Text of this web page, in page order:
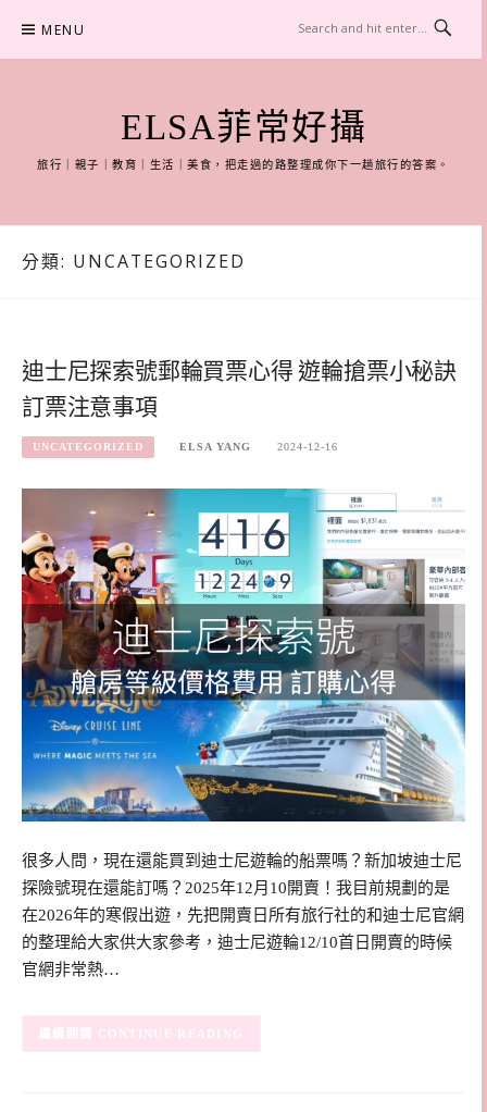
content
MENU
ELSA菲常好攝
旅行｜親子｜教育｜生活｜美食，把走過的路整理成你下一趟旅行的答案。
分類: UNCATEGORIZED
迪士尼探索號郵輪買票心得 遊輪搶票小秘訣
訂票注意事項
UNCATEGORIZED ELSA YANG 2024-12-16
很多人問，現在還能買到迪士尼遊輪的船票嗎？新加坡迪士尼
探險號現在還能訂嗎？2025年12月10開賣！我目前規劃的是
在2026年的寒假出遊，先把開賣日所有旅行社的和迪士尼官網
的整理給大家供大家參考，迪士尼遊輪12/10首日開賣的時候
官網非常熱…
CONTINUE READING